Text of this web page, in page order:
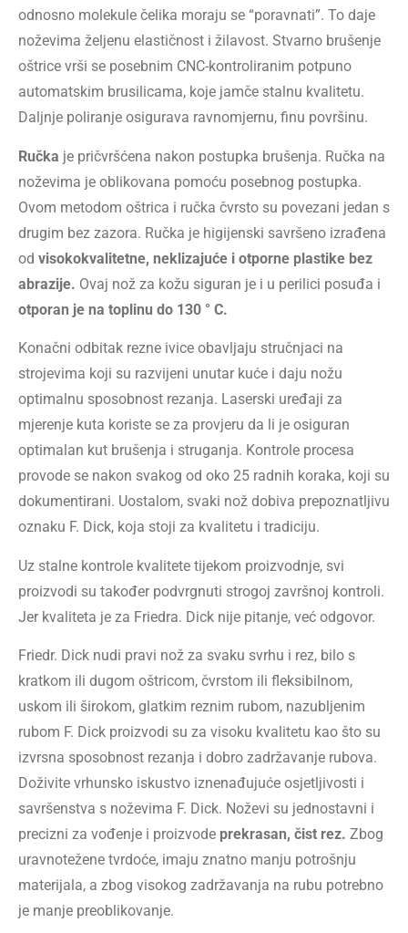
odnosno molekule čelika moraju se “poravnati”. To daje
noževima željenu elastičnost i žilavost. Stvarno brušenje
oštrice vrši se posebnim CNC-kontroliranim potpuno
automatskim brusilicama, koje jamče stalnu kvalitetu.
Daljnje poliranje osigurava ravnomjernu, finu površinu.
Ručka je pričvršćena nakon postupka brušenja. Ručka na
noževima je oblikovana pomoću posebnog postupka.
Ovom metodom oštrica i ručka čvrsto su povezani jedan s
drugim bez zazora. Ručka je higijenski savršeno izrađena
od visokokvalitetne, neklizajuće i otporne plastike bez
abrazije. Ovaj nož za kožu siguran je i u perilici posuđa i
otporan je na toplinu do 130 ° C.
Konačni odbitak rezne ivice obavljaju stručnjaci na
strojevima koji su razvijeni unutar kuće i daju nožu
optimalnu sposobnost rezanja. Laserski uređaji za
mjerenje kuta koriste se za provjeru da li je osiguran
optimalan kut brušenja i struganja. Kontrole procesa
provode se nakon svakog od oko 25 radnih koraka, koji su
dokumentirani. Uostalom, svaki nož dobiva prepoznatljivu
oznaku F. Dick, koja stoji za kvalitetu i tradiciju.
Uz stalne kontrole kvalitete tijekom proizvodnje, svi
proizvodi su također podvrgnuti strogoj završnoj kontroli.
Jer kvaliteta je za Friedra. Dick nije pitanje, već odgovor.
Friedr. Dick nudi pravi nož za svaku svrhu i rez, bilo s
kratkom ili dugom oštricom, čvrstom ili fleksibilnom,
uskom ili širokom, glatkim reznim rubom, nazubljenim
rubom F. Dick proizvodi su za visoku kvalitetu kao što su
izvrsna sposobnost rezanja i dobro zadržavanje rubova.
Doživite vrhunsko iskustvo iznenađujuće osjetljivosti i
savršenstva s noževima F. Dick. Noževi su jednostavni i
precizni za vođenje i proizvode prekrasan, čist rez. Zbog
uravnotežene tvrdoće, imaju znatno manju potrošnju
materijala, a zbog visokog zadržavanja na rubu potrebno
je manje preoblikovanje.